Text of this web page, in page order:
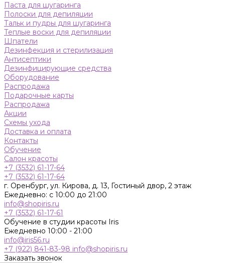
Паста для шугаринга
Полоски для депиляции
Тальк и пудры для шугаринга
Теплые воски для депиляции
Шпатели
Дезинфекция и стерилизация
Антисептики
Дезинфицирующие средства
Оборудование
Распродажа
Подарочные карты
Распродажа
Акции
Схемы ухода
Доставка и оплата
Контакты
Обучение
Салон красоты
+7 (3532) 61-17-64
+7 (3532) 61-17-64
г. Оренбург, ул. Кирова, д. 13, Гостиный двор, 2 этаж
Ежедневно: с 10:00 до 21:00
info@shopiris.ru
+7 (3532) 61-17-61
Обучение в студии красоты Iris
Ежедневно 10:00 - 21:00
info@iris56.ru
+7 (922) 841-83-98 info@shopiris.ru
Заказать звонок